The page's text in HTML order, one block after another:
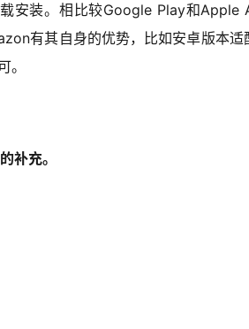
安装。相比较Google Play和Apple
有其自身的优势，比如安卓版本适
补充。